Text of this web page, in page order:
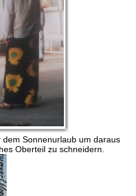
Sonnenurlaub um daraus
Oberteil zu schneidern.